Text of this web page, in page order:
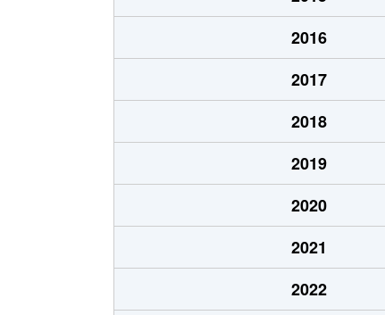
2016
2017
2018
2019
2020
2021
2022